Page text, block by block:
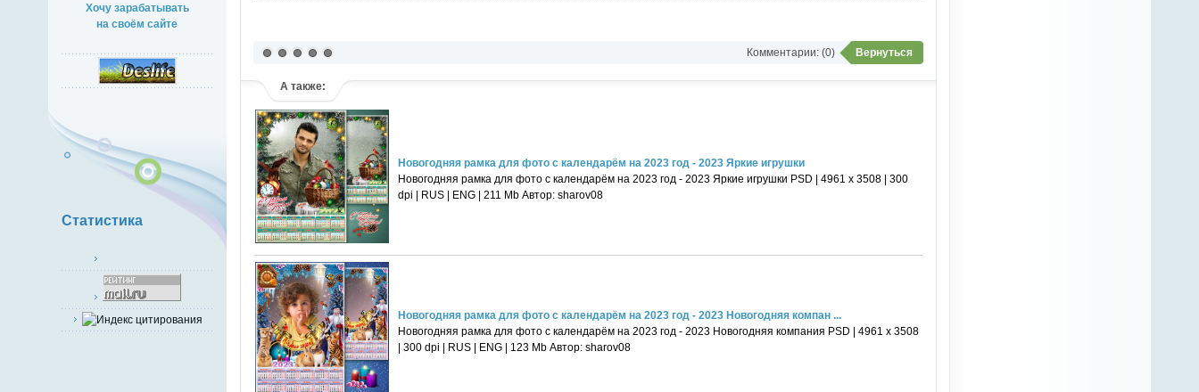
Хочу зарабатывать
на своём сайте
Статистика
Вернуться
Комментарии: (0)
А также:
Новогодняя рамка для фото с календарём на 2023 год - 2023 Яркие игрушки
Новогодняя рамка для фото с календарём на 2023 год - 2023 Яркие игрушки PSD | 4961 х 3508 | 300
dpi | RUS | ENG | 211 Mb Автор: sharov08
Новогодняя рамка для фото с календарём на 2023 год - 2023 Новогодняя компан ...
Новогодняя рамка для фото с календарём на 2023 год - 2023 Новогодняя компания PSD | 4961 х 3508
| 300 dpi | RUS | ENG | 123 Mb Автор: sharov08